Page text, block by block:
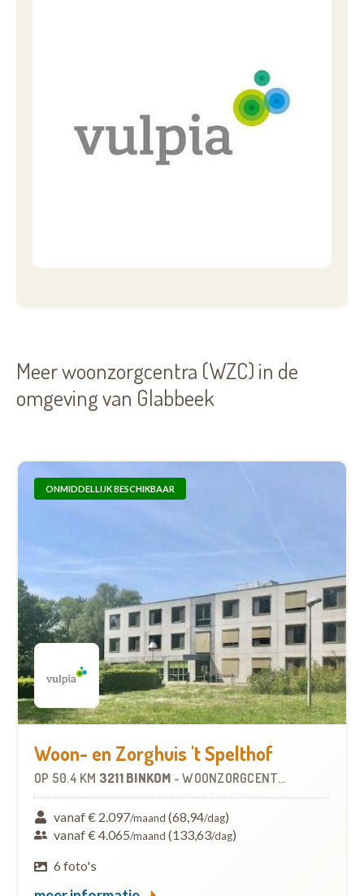
Meer woonzorgcentra (WZC) in de
omgeving van Glabbeek
ONMIDDELLIJK BESCHIKBAAR
Woon- en Zorghuis 't Spelthof
OP 50.4 KM 3211 BINKOM -WOONZORGCENTRUM (WZC)
vanaf € 2.097/maand (68,94/dag)
vanaf € 4.065/maand (133,63/dag)
6 foto's